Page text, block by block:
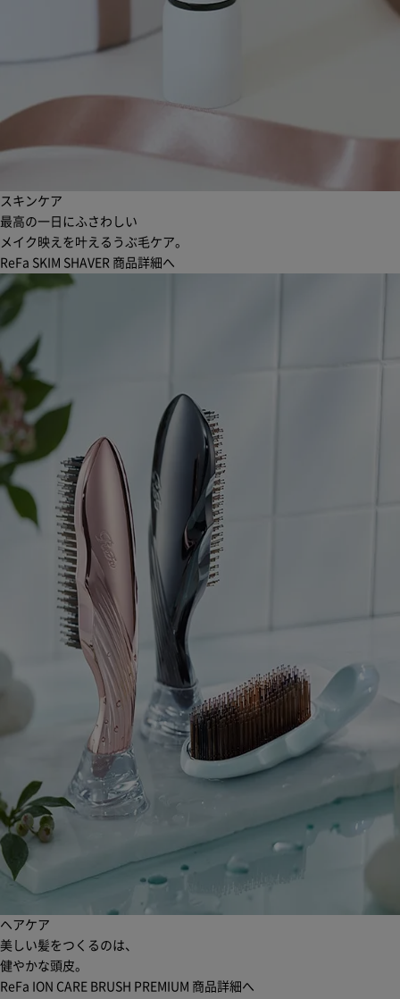
スキンケア
最高の一日にふさわしい
メイク映えを叶えるうぶ毛ケア。
ReFa SKIM SHAVER 商品詳細へ
ヘアケア
美しい髪をつくるのは、
健やかな頭皮。
ReFa ION CARE BRUSH PREMIUM 商品詳細へ